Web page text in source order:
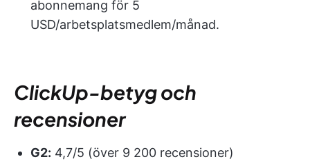
abonnemang för 5
USD/arbetsplatsmedlem/månad.
ClickUp-betyg och
recensioner
G2: 4,7/5 (över 9 200 recensioner)